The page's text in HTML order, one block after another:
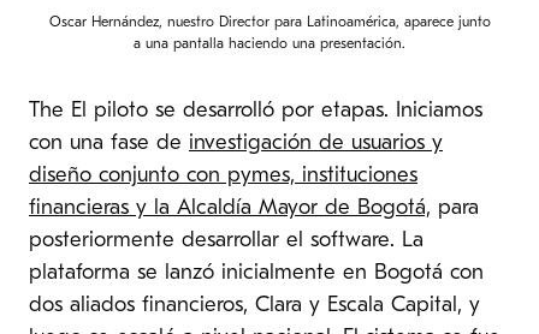
Oscar Hernández, nuestro Director para Latinoamérica, aparece junto
a una pantalla haciendo una presentación.
The El piloto se desarrolló por etapas. Iniciamos
con una fase de investigación de usuarios y
diseño conjunto con pymes, instituciones
financieras y la Alcaldía Mayor de Bogotá, para
posteriormente desarrollar el software. La
plataforma se lanzó inicialmente en Bogotá con
dos aliados financieros, Clara y Escala Capital, y